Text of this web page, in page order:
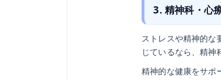
3. 精神科・心
ストレスや精神的な
じているなら、精神
精神的な健康をサポ